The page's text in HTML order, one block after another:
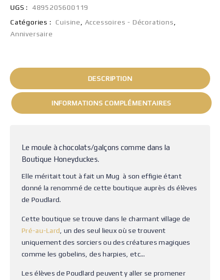
UGS :
4895205600119
Catégories :
Cuisine Accessoires - Décorations
Anniversaire
DESCRIPTION
INFORMATIONS COMPLÉMENTAIRES
Le moule à chocolats/galçons comme dans la
Boutique Honeyduckes.
Elle méritait tout à fait un Mug à son effigie étant
donné la renommé de cette boutique auprès ds élèves
de Poudlard.
Cette boutique se trouve dans le charmant village de
Pré-au-Lard , un des seul lieux où se trouvent
uniquement des sorciers ou des créatures magiques
comme les gobelins, des harpies, etc…
Les élèves de Poudlard peuvent y aller se promener